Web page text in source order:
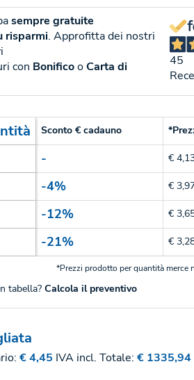
sempre gratuite
risparmi. Approfitta dei nostri
con BonificooCarta di
45
Sconto € cadauno
- €
-4% €
-12% €
-21% €
*Prezzi prodotto per quantità merce
tabella? Calcola il preventivo
€ 4,45 IVA incl. Totale: € 1335,94